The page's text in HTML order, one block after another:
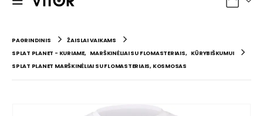
PAGRINDINIS
ŽAISLAI VAIKAMS
SPLAT PLANET - KURIAME, MARŠKINĖLIAI SU FLOMASTERIAIS, KŪRYBIŠKUMUI
SPLAT PLANET MARŠKINĖLIAI SU FLOMASTERIAIS, KOSMOSAS